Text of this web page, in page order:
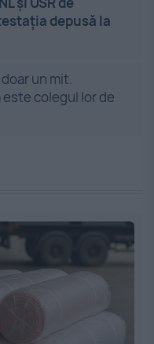
depusă la
un mit.
colegul lor de